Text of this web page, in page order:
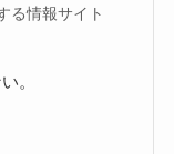
る情報サイト
。